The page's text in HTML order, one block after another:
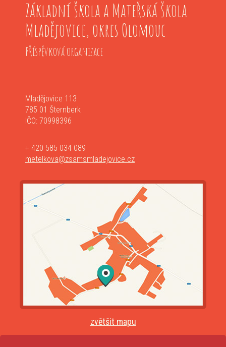
Základní škola a Mateřská škola
Mladějovice, okres Olomouc
Příspěvková organizace
Mladějovice 113
785 01 Šternberk
IČO: 70998396
+ 420 585 034 089
metelkova@zsamsmladejovice.cz
zvětšit mapu